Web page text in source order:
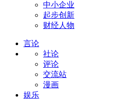
中小企业
起步创新
财经人物
言论
社论
评论
交流站
漫画
娱乐